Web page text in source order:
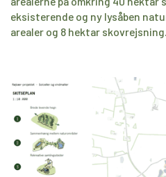
eksisterende og ny lysåben
arealer og 8 hektar skovrejsning.